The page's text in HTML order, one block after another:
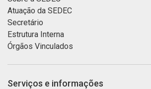
Atuação da SEDEC
Secretário
Estrutura Interna
Órgãos Vinculados
Serviços e informações